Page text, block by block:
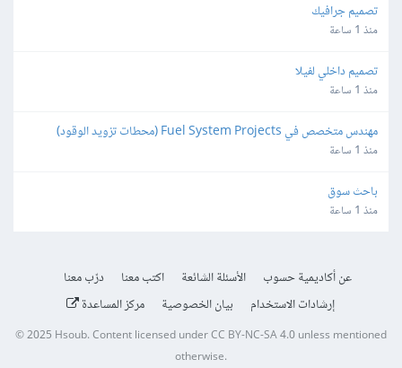
تصميم جرافيك
منذ 1 ساعة
تصميم داخلي لفيلا
منذ 1 ساعة
مهندس متخصص في Fuel System Projects (محطات تزويد الوقود)
منذ 1 ساعة
باحث سوق
منذ 1 ساعة
عن أكاديمية حسوب الأسئلة الشائعة اكتب معنا
درّب معنا
إرشادات الاستخدام
بيان الخصوصية مركز المساعدة
© 2025 Hsoub.Content licensed underCC BY-NC-SA 4.0unless mentioned
otherwise.